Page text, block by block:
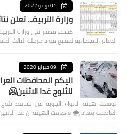
01 يوليو 2022
وزارة التربية... تعلن
كشف مصدر في وزارة
الدفاتر الامتحانية لجميع مواد مرحلة الثالث
09 فبراير 2020
اليكم المحافظات
للثلوج غدا الاثنين🥶
توقعت هيئة الانواء الجوية عن تساقط
العاصمة بغداد ⁦🌨️⁩ واضافت الهيئة ان غدا الاثنين …